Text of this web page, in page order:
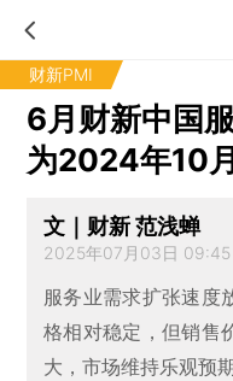
财新PMI
6月财新中国
为2024年10
文｜财新 范浅蝉
2025年07月03日 09:45
服务业需求扩张速度
格相对稳定，但销售
大，市场维持乐观预